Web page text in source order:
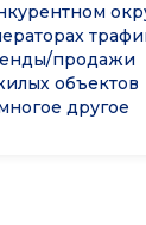
продажи
объектов
другое